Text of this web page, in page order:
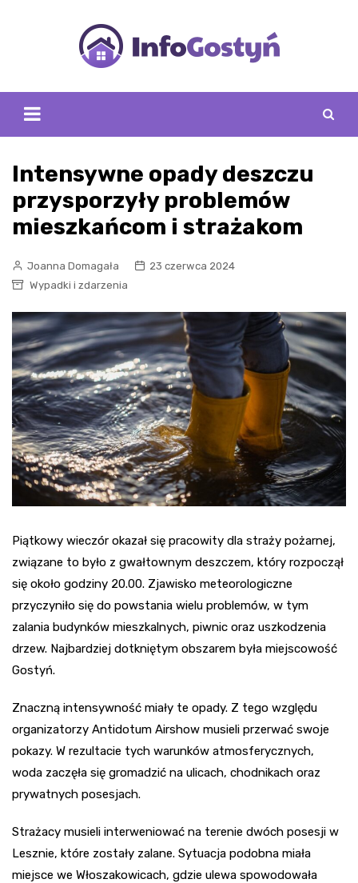
Intensywne opady deszczu
przysporzyły problemów
mieszkańcom i strażakom
Joanna Domagała
23 czerwca 2024
Wypadki i zdarzenia
Piątkowy wieczór okazał się pracowity dla straży pożarnej,
związane to było z gwałtownym deszczem, który rozpoczął
się około godziny 20.00. Zjawisko meteorologiczne
przyczyniło się do powstania wielu problemów, w tym
zalania budynków mieszkalnych, piwnic oraz uszkodzenia
drzew. Najbardziej dotkniętym obszarem była miejscowość
Gostyń.
Znaczną intensywność miały te opady. Z tego względu
organizatorzy Antidotum Airshow musieli przerwać swoje
pokazy. W rezultacie tych warunków atmosferycznych,
woda zaczęła się gromadzić na ulicach, chodnikach oraz
prywatnych posesjach.
Strażacy musieli interweniować na terenie dwóch posesji w
Lesznie, które zostały zalane. Sytuacja podobna miała
miejsce we Włoszakowicach, gdzie ulewa spowodowała